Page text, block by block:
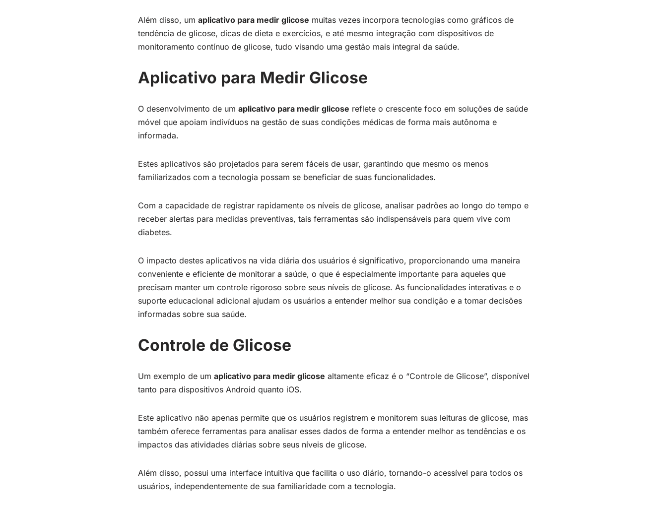
Além disso, um aplicativo para medir glicose muitas vezes incorpora tecnologias como gráficos de
tendência de glicose, dicas de dieta e exercícios, e até mesmo integração com dispositivos de
monitoramento contínuo de glicose, tudo visando uma gestão mais integral da saúde.
Aplicativo para Medir Glicose
O desenvolvimento de um aplicativo para medir glicose reflete o crescente foco em soluções de saúde
móvel que apoiam indivíduos na gestão de suas condições médicas de forma mais autônoma e
informada.
Estes aplicativos são projetados para serem fáceis de usar, garantindo que mesmo os menos
familiarizados com a tecnologia possam se beneficiar de suas funcionalidades.
Com a capacidade de registrar rapidamente os níveis de glicose, analisar padrões ao longo do tempo e
receber alertas para medidas preventivas, tais ferramentas são indispensáveis para quem vive com
diabetes.
O impacto destes aplicativos na vida diária dos usuários é significativo, proporcionando uma maneira
conveniente e eficiente de monitorar a saúde, o que é especialmente importante para aqueles que
precisam manter um controle rigoroso sobre seus níveis de glicose. As funcionalidades interativas e o
suporte educacional adicional ajudam os usuários a entender melhor sua condição e a tomar decisões
informadas sobre sua saúde.
Controle de Glicose
Um exemplo de um aplicativo para medir glicose altamente eficaz é o “Controle de Glicose”, disponível
tanto para dispositivos Android quanto iOS.
Este aplicativo não apenas permite que os usuários registrem e monitorem suas leituras de glicose, mas
também oferece ferramentas para analisar esses dados de forma a entender melhor as tendências e os
impactos das atividades diárias sobre seus níveis de glicose.
Além disso, possui uma interface intuitiva que facilita o uso diário, tornando-o acessível para todos os
usuários, independentemente de sua familiaridade com a tecnologia.